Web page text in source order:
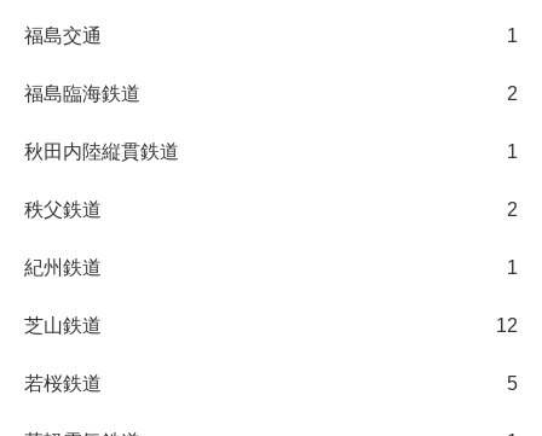
福島交通 1
福島臨海鉄道 2
秋田内陸縦貫鉄道 1
秩父鉄道 2
紀州鉄道 1
芝山鉄道 12
若桜鉄道 5